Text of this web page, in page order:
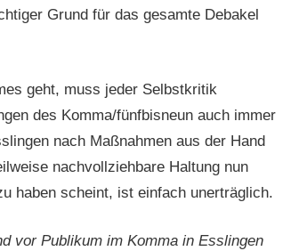
Grund für das gesamte Debakel
geht, muss jeder Selbstkritik
des Komma/fünfbisneun auch immer
nach Maßnahmen aus der Hand
nachvollziehbare Haltung nun
haben scheint, ist einfach unerträglich.
vor Publikum im Komma in Esslingen